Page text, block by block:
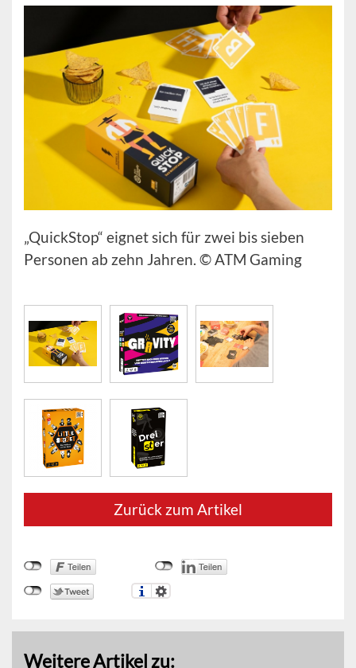
„QuickStop“ eignet sich für zwei bis sieben
Personen ab zehn Jahren. © ATM Gaming
Zurück zum Artikel
Weitere Artikel zu: